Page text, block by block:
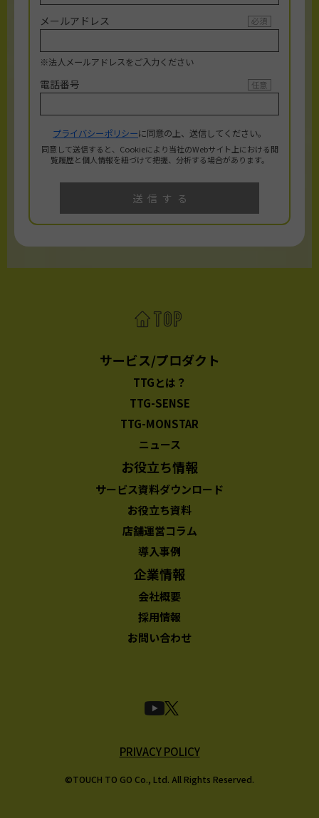
サービス/プロダクト
TTGとは？
TTG-SENSE
TTG-MONSTAR
ニュース
お役立ち情報
サービス資料ダウンロード
お役立ち資料
店舗運営コラム
導入事例
企業情報
会社概要
採用情報
お問い合わせ
PRIVACY POLICY
©TOUCH TO GO Co., Ltd. All Rights Reserved.